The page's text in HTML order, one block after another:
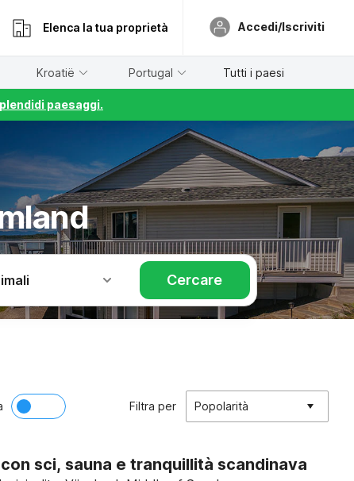
Elenca la tua proprietà Accedi/Iscriviti
Kroatië Portugal Tutti i paesi
paesaggi.
Cercare
Filtra per Popolarità
sci, sauna e tranquillità scandinava